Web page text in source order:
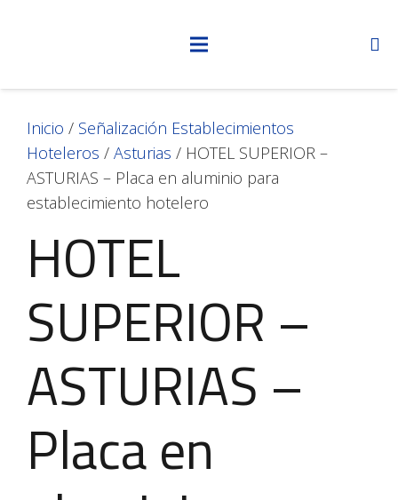
Inicio / Señalización Establecimientos
Hoteleros / Asturias / HOTEL SUPERIOR –
ASTURIAS – Placa en aluminio para
establecimiento hotelero
HOTEL
SUPERIOR –
ASTURIAS –
Placa en